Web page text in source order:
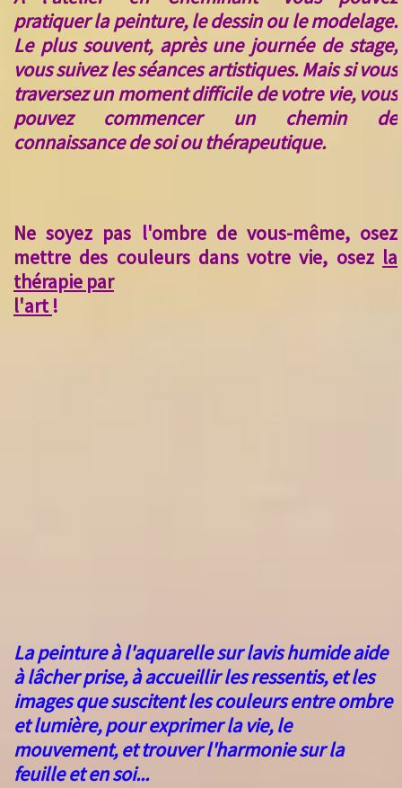
pratiquer la peinture, le dessin ou le modelage.
Le plus souvent, après une journée de stage,
vous suivez les séances artistiques. Mais si vous
traversez un moment difficile de votre vie, vous
pouvez commencer un chemin de
connaissance de soi ou thérapeutique.
Ne soyez pas l'ombre de vous-même, osez
mettre des couleurs dans votre vie, osez la
thérapie par
l'art!
La peinture à l'aquarelle sur lavis humide aide
à lâcher prise, à accueillir les ressentis, et les
images que suscitent les couleurs entre ombre
et lumière, pour exprimer la vie, le
mouvement, et trouver l'harmonie sur la
feuille et en soi...